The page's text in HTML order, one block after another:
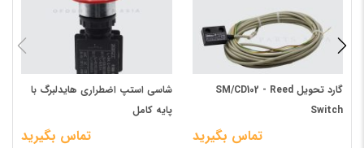
گارد تحویل SM/CD102 - Reed
Switch
تماس بگیرید
شاسی استپ اضطراری هایدلبرگ با
پایه کامل
تماس بگیرید